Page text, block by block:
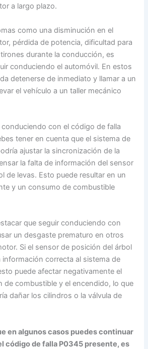
a largo plazo.
como una disminución en el
pérdida de potencia, dificultad para
durante la conducción, es
conduciendo el automóvil. En estos
detenerse de inmediato y llamar a un
el vehículo a un taller mecánico
con el código de falla
tener en cuenta que el sistema de
ajustar la sincronización de la
la falta de información del sensor
de levas. Esto puede resultar en un
y un consumo de combustible
que seguir conduciendo con
un desgaste prematuro en otros
Si el sensor de posición del árbol
información correcta al sistema de
puede afectar negativamente el
de combustible y el encendido, lo que
dañar los cilindros o la válvula de
en algunos casos puedes continuar
código de falla P0345 presente, es